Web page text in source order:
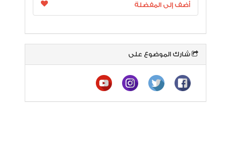
أضف إلى المفضلة
شارك الموضوع على